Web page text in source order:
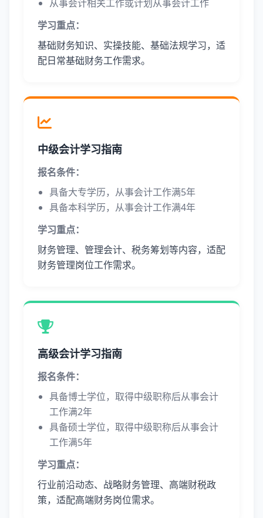
从事会计相关工作或计划从事会计工作
学习重点：
基础财务知识、实操技能、基础法规学习，适
配日常基础财务工作需求。
中级会计学习指南
报名条件：
具备大专学历，从事会计工作满5年
具备本科学历，从事会计工作满4年
学习重点：
财务管理、管理会计、税务筹划等内容，适配
财务管理岗位工作需求。
高级会计学习指南
报名条件：
具备博士学位，取得中级职称后从事会计
工作满2年
具备硕士学位，取得中级职称后从事会计
工作满5年
学习重点：
行业前沿动态、战略财务管理、高端财税政
策，适配高端财务岗位需求。